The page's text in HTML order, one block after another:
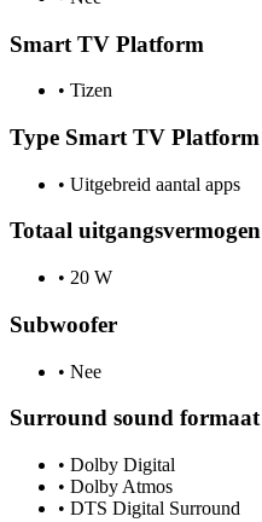
Smart TV Platform
• Tizen
Type Smart TV Platform
• Uitgebreid aantal apps
Totaal uitgangsvermogen
• 20 W
Subwoofer
• Nee
Surround sound formaat
• Dolby Digital
• Dolby Atmos
• DTS Digital Surround